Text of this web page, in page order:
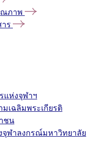
ณภาพ
ร
แห่งจุฬาฯ
เฉลิมพระเกียรติ
ชน
จุฬาลงกรณ์มหาวิทยาลัย